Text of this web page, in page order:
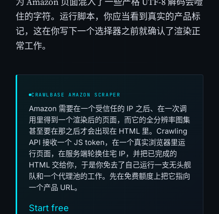
住的字符。运行脚本，你应当看到真实的产品标
记，这在你写下一个选择器之前就确认了渲染正
常工作。
CRAWLBASE AMAZON SCRAPER
Amazon 需要在一个受信任的 IP 之后、在一次调
用里得到一个渲染后的页面，而它的全分辨率图集
甚至要在那之后才会出现在 HTML 里。Crawling
API 接收一个 JS token，在一个真实浏览器里运
行页面，在服务端轮换住宅 IP，并把已完成的
HTML 交给你，于是你免去了自己运行一支无头舰
队和一个代理池的工作。先在免费额度上把它指向
一个产品 URL。
Start free